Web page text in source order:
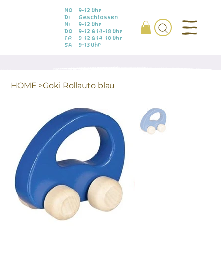
MO
DI
MI
DO
FR
SA
9-12 Uhr
Geschlossen
9-12 Uhr
9-12 & 14-18 Uhr
9-12 & 14-18 Uhr
9-13 Uhr
HOME >Goki Rollauto blau